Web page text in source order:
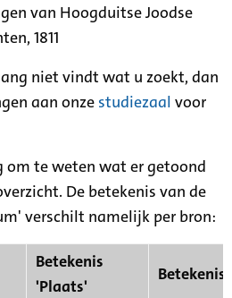
van Hoogduitse Joodse
1811
niet vindt wat u zoekt, dan
aan onze studiezaal voor
om te weten wat er getoond
De betekenis van de
verschilt namelijk per bron:
Betekenis
'Plaats'